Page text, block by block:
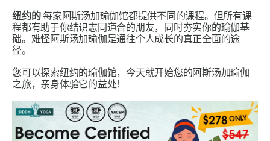
纽约的每家阿斯汤加瑜伽馆都提供不同的课程。但所有课
程都有助于你结识志同道合的朋友，同时夯实你的瑜伽基
础。难怪阿斯汤加瑜伽是通往个人成长的真正全面的途
径。
您可以探索纽约的瑜伽馆，今天就开始您的阿斯汤加瑜伽
之旅，亲身体验它的益处！